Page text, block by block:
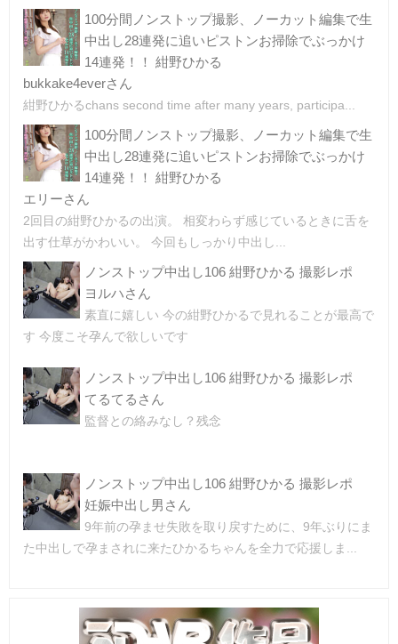
100分間ノンストップ撮影、ノーカット編集で生
中出し28連発に追いピストンお掃除でぶっかけ
14連発！！ 紺野ひかる
bukkake4everさん
紺野ひかるchans second time after many years, participa...
100分間ノンストップ撮影、ノーカット編集で生
中出し28連発に追いピストンお掃除でぶっかけ
14連発！！ 紺野ひかる
エリーさん
2回目の紺野ひかるの出演。 相変わらず感じているときに舌を
出す仕草がかわいい。 今回もしっかり中出し...
ノンストップ中出し106 紺野ひかる 撮影レポ
ヨルハさん
素直に嬉しい 今の紺野ひかるで見れることが最高で
す 今度こそ孕んで欲しいです
ノンストップ中出し106 紺野ひかる 撮影レポ
てるてるさん
監督との絡みなし？残念
ノンストップ中出し106 紺野ひかる 撮影レポ
妊娠中出し男さん
9年前の孕ませ失敗を取り戻すために、9年ぶりにま
た中出しで孕まされに来たひかるちゃんを全力で応援しま...